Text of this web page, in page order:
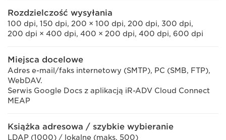
Rozdzielczość wysyłania
100 dpi, 150 dpi, 200 × 100 dpi, 200 dpi, 300 dpi,
200 dpi × 400 dpi, 400 × 200 dpi, 400 dpi, 600 dpi
Miejsca docelowe
Adres e-mail/faks internetowy (SMTP), PC (SMB, FTP),
WebDAV.
Serwis Google Docs z aplikacją iR-ADV Cloud Connect
MEAP
Książka adresowa / szybkie wybieranie
LDAP (1000) / lokalne (maks. 500)